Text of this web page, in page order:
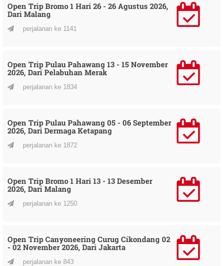
Open Trip Bromo 1 Hari 26 - 26 Agustus 2026,
Dari Malang
perjalanan ke 1141
Open Trip Pulau Pahawang 13 - 15 November
2026, Dari Pelabuhan Merak
perjalanan ke 1834
Open Trip Pulau Pahawang 05 - 06 September
2026, Dari Dermaga Ketapang
perjalanan ke 1872
Open Trip Bromo 1 Hari 13 - 13 Desember
2026, Dari Malang
perjalanan ke 1250
Open Trip Canyoneering Curug Cikondang 02
- 02 November 2026, Dari Jakarta
perjalanan ke 843